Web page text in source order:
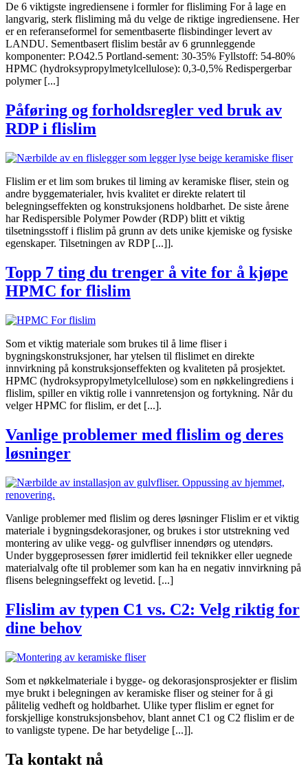
De 6 viktigste ingrediensene i formler for flisliming For å lage en
langvarig, sterk flisliming må du velge de riktige ingrediensene. Her
er en referanseformel for sementbaserte flisbindinger levert av
LANDU. Sementbasert flislim består av 6 grunnleggende
komponenter: P.O42.5 Portland-sement: 30-35% Fyllstoff: 54-80%
HPMC (hydroksypropylmetylcellulose): 0,3-0,5% Redispergerbar
polymer [...]
Påføring og forholdsregler ved bruk av
RDP i flislim
Flislim er et lim som brukes til liming av keramiske fliser, stein og
andre byggematerialer, hvis kvalitet er direkte relatert til
belegningseffekten og konstruksjonens holdbarhet. De siste årene
har Redispersible Polymer Powder (RDP) blitt et viktig
tilsetningsstoff i flislim på grunn av dets unike kjemiske og fysiske
egenskaper. Tilsetningen av RDP [...]].
Topp 7 ting du trenger å vite for å kjøpe
HPMC for flislim
Som et viktig materiale som brukes til å lime fliser i
bygningskonstruksjoner, har ytelsen til flislimet en direkte
innvirkning på konstruksjonseffekten og kvaliteten på prosjektet.
HPMC (hydroksypropylmetylcellulose) som en nøkkelingrediens i
flislim, spiller en viktig rolle i vannretensjon og fortykning. Når du
velger HPMC for flislim, er det [...].
Vanlige problemer med flislim og deres
løsninger
Vanlige problemer med flislim og deres løsninger Flislim er et viktig
materiale i bygningsdekorasjoner, og brukes i stor utstrekning ved
montering av ulike vegg- og gulvfliser innendørs og utendørs.
Under byggeprosessen fører imidlertid feil teknikker eller uegnede
materialvalg ofte til problemer som kan ha en negativ innvirkning på
flisens belegningseffekt og levetid. [...]
Flislim av typen C1 vs. C2: Velg riktig for
dine behov
Som et nøkkelmateriale i bygge- og dekorasjonsprosjekter er flislim
mye brukt i belegningen av keramiske fliser og steiner for å gi
pålitelig vedheft og holdbarhet. Ulike typer flislim er egnet for
forskjellige konstruksjonsbehov, blant annet C1 og C2 flislim er de
to vanligste typene. De har betydelige [...]].
Ta kontakt nå